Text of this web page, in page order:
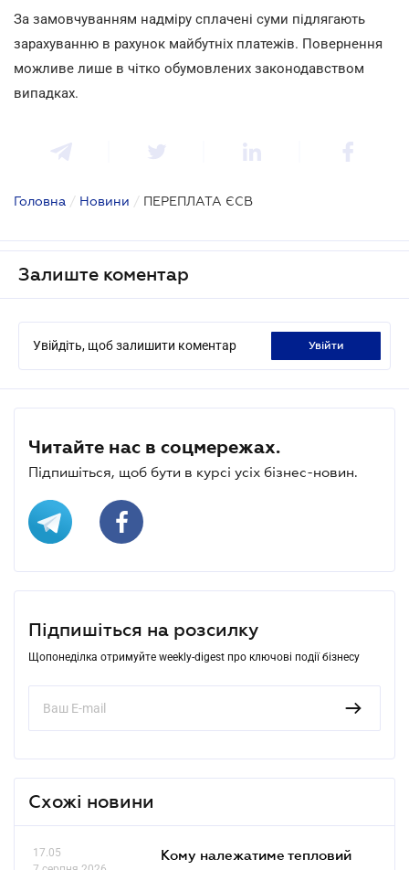
За замовчуванням надміру сплачені суми підлягають
зарахуванню в рахунок майбутніх платежів. Повернення
можливе лише в чітко обумовлених законодавством
випадках.
Головна / Новини / ПЕРЕПЛАТА ЄСВ
Залиште коментар
Увійдіть, щоб залишити коментар увійти
Читайте нас в соцмережах.
Підпишіться, щоб бути в курсі усіх бізнес-новин.
Підпишіться на розсилку
Щопонеділка отримуйте weekly-digest про ключові події бізнесу
Схожі новини
17.05
Кому належатиме тепловий